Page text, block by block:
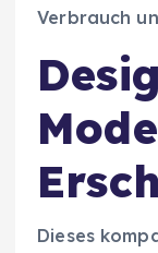
Verbrauch
Dieses